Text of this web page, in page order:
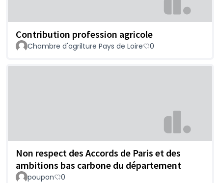
Contribution profession agricole
Chambre d'agrilture Pays de Loire 0
Non respect des Accords de Paris et des
ambitions bas carbone du département
poupon 0